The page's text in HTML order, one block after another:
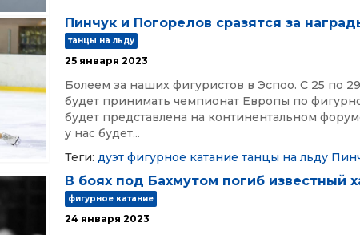
Пинчук и Погорелов сразятся за
танцы на льду
25 января 2023
Болеем за наших фигуристов в Эспоо. С 25 по
будет принимать чемпионат Европы по
будет представлена на континентальном
у нас будет...
Теги:дуэт фигурное катание танцы на льду
В боях под Бахмутом погиб известный
фигурное катание
24 января 2023